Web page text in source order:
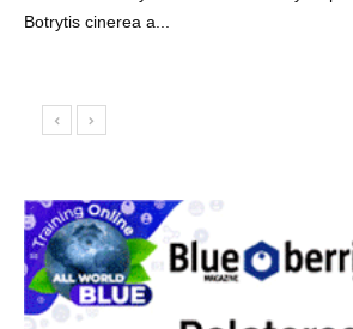
Botrytis cinerea a...